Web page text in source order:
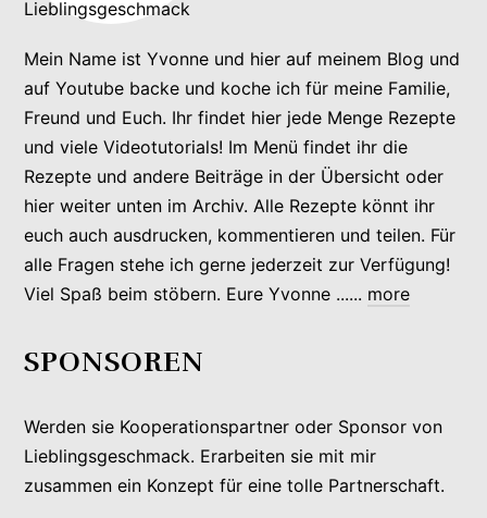
Mein Name ist Yvonne und hier auf meinem Blog und
auf Youtube backe und koche ich für meine Familie,
Freund und Euch. Ihr findet hier jede Menge Rezepte
und viele Videotutorials! Im Menü findet ihr die
Rezepte und andere Beiträge in der Übersicht oder
hier weiter unten im Archiv. Alle Rezepte könnt ihr
euch auch ausdrucken, kommentieren und teilen. Für
alle Fragen stehe ich gerne jederzeit zur Verfügung!
Viel Spaß beim stöbern. Eure Yvonne ...... more
SPONSOREN
Werden sie Kooperationspartner oder Sponsor von
Lieblingsgeschmack. Erarbeiten sie mit mir
zusammen ein Konzept für eine tolle Partnerschaft.